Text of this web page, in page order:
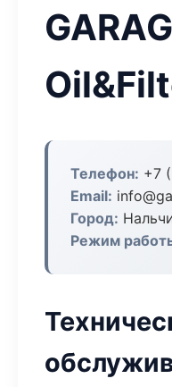
Телефон: +7
Email:
Город:
Режим